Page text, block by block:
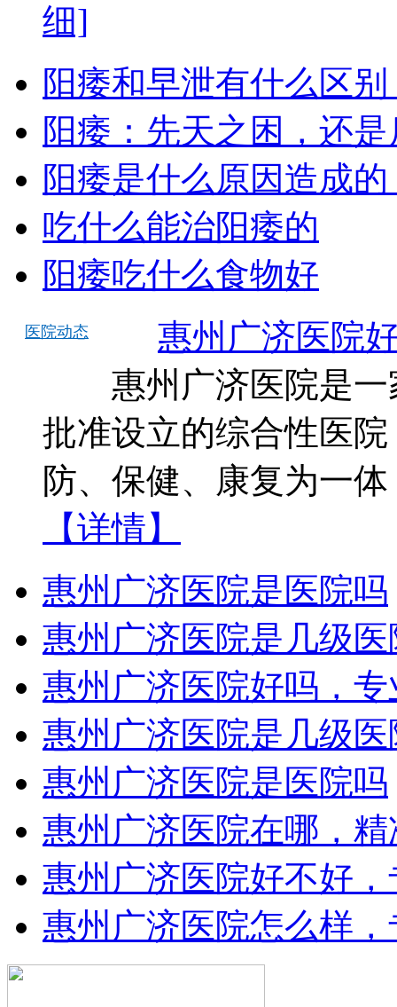
细]
阳痿和早泄有什么区别
阳痿：先天之困，还
阳痿是什么原因造成的
吃什么能治阳痿的
阳痿吃什么食物好
医院动态
惠州广济医院
惠州广济医院是一
批准设立的综合性医
防、保健、康复为一
【详情】
惠州广济医院是医院吗
惠州广济医院是几级医
惠州广济医院好吗，专
惠州广济医院是几级医
惠州广济医院是医院吗
惠州广济医院在哪，精
惠州广济医院好不好，
惠州广济医院怎么样，